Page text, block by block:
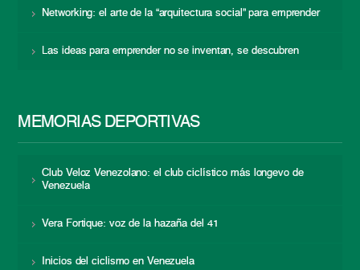
Networking: el arte de la “arquitectura social” para emprender
Las ideas para emprender no se inventan, se descubren
MEMORIAS DEPORTIVAS
Club Veloz Venezolano: el club ciclístico más longevo de
Venezuela
Vera Fortique: voz de la hazaña del 41
Inicios del ciclismo en Venezuela